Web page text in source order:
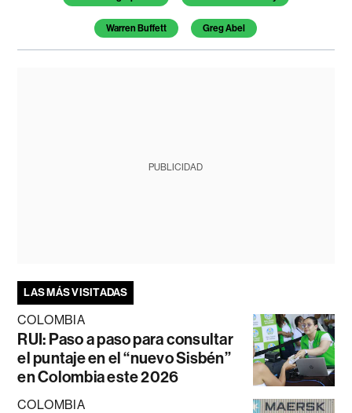
Warren Buffett Greg Abel
PUBLICIDAD
LAS MÁS VISITADAS
COLOMBIA
RUI: Paso a paso para consultar
el puntaje en el “nuevo Sisbén”
en Colombia este 2026
COLOMBIA